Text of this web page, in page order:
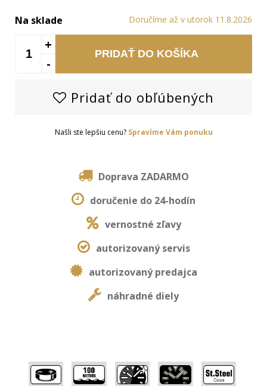
Na sklade Doručíme až v utorok 11.8.2026
PRIDAŤ DO KOŠÍKA
+
-
Pridať do obľúbených
Našli ste lepšiu cenu? Spravíme Vám ponuku
Doprava ZADARMO
doručenie do 24-hodín
vernostné zľavy
autorizovaný servis
autorizovaný predajca
náhradné diely